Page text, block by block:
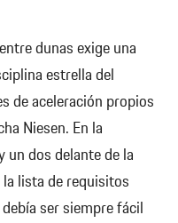
dunas exige una
estrella del
de aceleración propios
Niesen. En la
dos delante de la
lista de requisitos
ser siempre fácil